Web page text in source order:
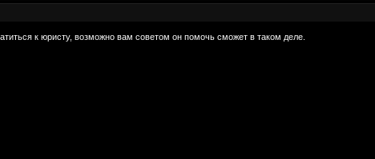
к юристу, возможно вам советом он помочь сможет в таком деле.